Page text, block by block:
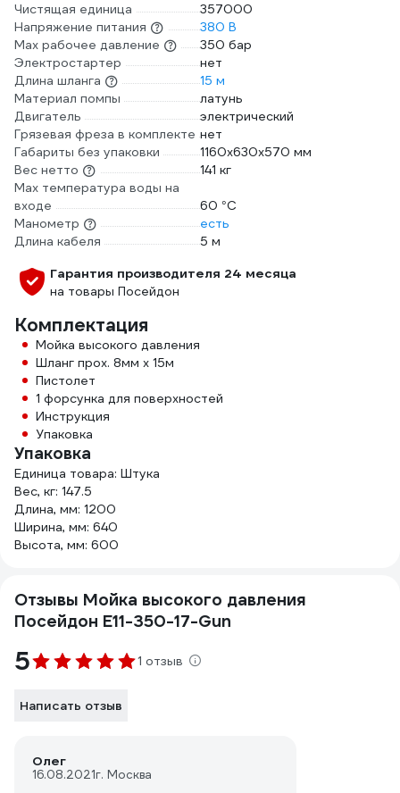
Чистящая единица
357000
Напряжение питания
380 В
Мах рабочее давление
350 бар
Электростартер
нет
Длина шланга
15 м
Материал помпы
латунь
Двигатель
электрический
Грязевая фреза в комплекте нет
Габариты без упаковки
1160х630х570 мм
Вес нетто
141 кг
Max температура воды на
входе
60 °С
Манометр
есть
Длина кабеля
5 м
Гарантия производителя 24 месяца
на товары Посейдон
Комплектация
Мойка высокого давления
Шланг прох. 8мм х 15м
Пистолет
1 форсунка для поверхностей
Инструкция
Упаковка
Упаковка
Единица товара: Штука
Вес, кг: 147.5
Длина, мм: 1200
Ширина, мм: 640
Высота, мм: 600
Отзывы Мойка высокого давления
Посейдон E11-350-17-Gun
5 1 отзыв
Написать отзыв
Олег
16.08.2021г. Москва